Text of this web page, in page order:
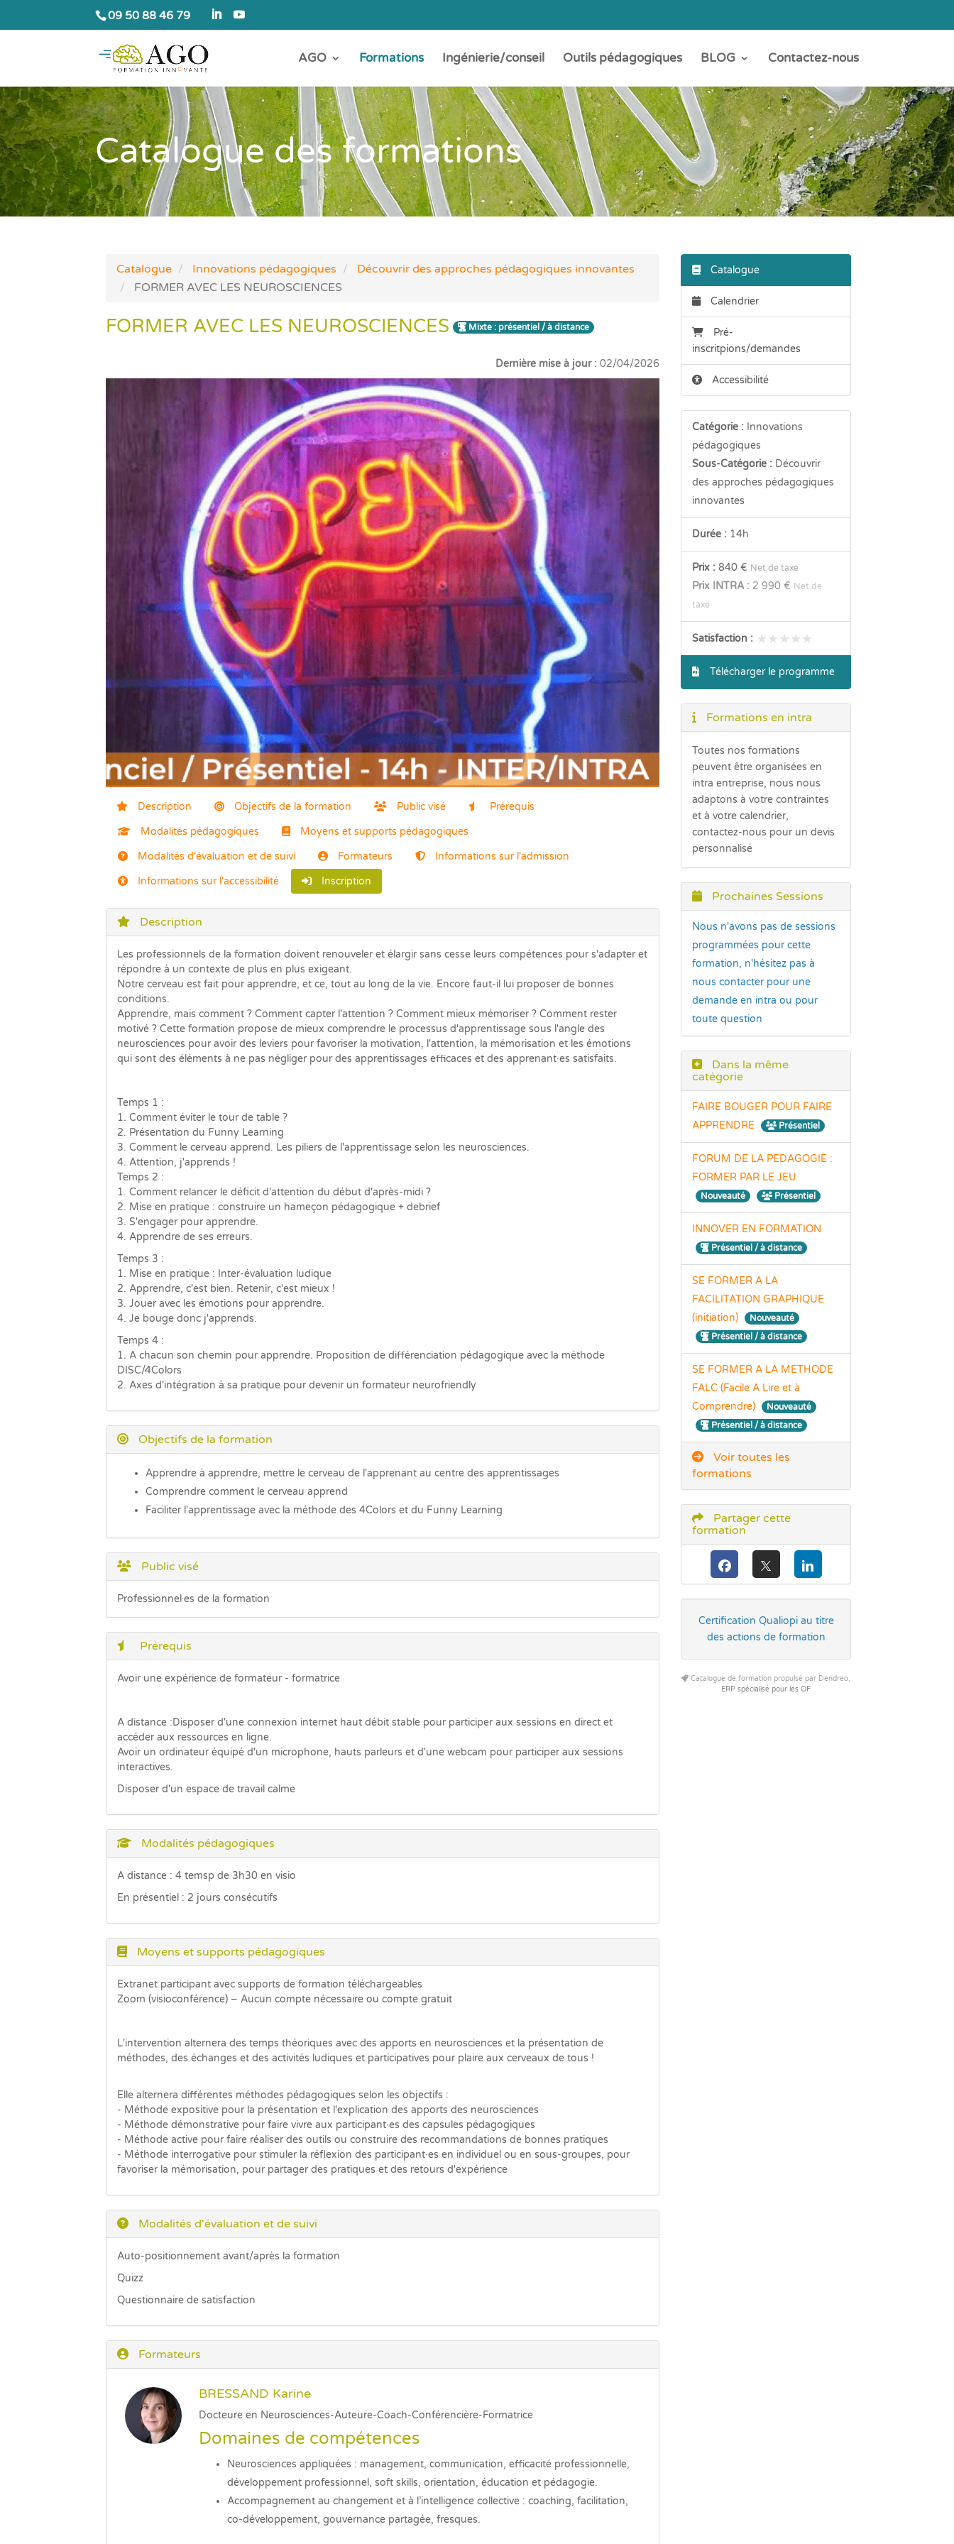
09 50 88 46 79
AGO Formations Ingénierie/conseil Outils pédagogiques BLOG Contactez-nous
Catalogue des formations
Catalogue Innovations pédagogiques
Découvrir des approches pédagogiques innovantes
FORMER AVEC LES NEUROSCIENCES
FORMER AVEC LES NEUROSCIENCES Mixte : présentiel / à distance
Dernière mise à jour :02/04/2026
Description Objectifs de la formation Public visé Prérequis
Modalités pédagogiques Moyens et supports pédagogiques
Modalités d'évaluation et de suivi Formateurs Informations sur l'admission
Informations sur l'accessibilité Inscription
Description
Les professionnels de la formation doivent renouveler et élargir sans cesse leurs compétences pour s'adapter et
répondre à un contexte de plus en plus exigeant.
Notre cerveau est fait pour apprendre, et ce, tout au long de la vie. Encore faut-il lui proposer de bonnes
conditions.
Apprendre, mais comment ? Comment capter l'attention ? Comment mieux mémoriser ? Comment rester
motivé ? Cette formation propose de mieux comprendre le processus d'apprentissage sous l'angle des
neurosciences pour avoir des leviers pour favoriser la motivation, l'attention, la mémorisation et les émotions
qui sont des éléments à ne pas négliger pour des apprentissages efficaces et des apprenant·es satisfaits.
Temps 1 :
1. Comment éviter le tour de table ?
2. Présentation du Funny Learning
3. Comment le cerveau apprend. Les piliers de l'apprentissage selon les neurosciences.
4. Attention, j'apprends !
Temps 2 :
1. Comment relancer le déficit d'attention du début d'après-midi ?
2. Mise en pratique : construire un hameçon pédagogique + debrief
3. S'engager pour apprendre.
4. Apprendre de ses erreurs.
Temps 3 :
1. Mise en pratique : Inter-évaluation ludique
2. Apprendre, c'est bien. Retenir, c'est mieux !
3. Jouer avec les émotions pour apprendre.
4. Je bouge donc j'apprends.
Temps 4 :
1. A chacun son chemin pour apprendre. Proposition de différenciation pédagogique avec la méthode
DISC/4Colors
2. Axes d'intégration à sa pratique pour devenir un formateur neurofriendly
Objectifs de la formation
Apprendre à apprendre, mettre le cerveau de l'apprenant au centre des apprentissages
Comprendrecomment le cerveau apprend
Faciliter l'apprentissage avec la méthode des 4Colors et du Funny Learning
Public visé
Professionnel·es de la formation
Prérequis
Avoir une expérience de formateur - formatrice
A distance :Disposer d'une connexion internet haut débit stable pour participer aux sessions en direct et
accéder aux ressources en ligne.
Avoir un ordinateur équipé d'un microphone, hauts parleurs et d'une webcam pour participer aux sessions
interactives.
Disposer d'un espace de travail calme
Modalités pédagogiques
A distance : 4 temsp de 3h30 en visio
En présentiel : 2 jours consécutifs
Moyens et supports pédagogiques
Extranet participant avec supports de formation téléchargeables
Zoom (visioconférence) – Aucun compte nécessaire ou compte gratuit
L'intervention alternera des temps théoriques avec des apports en neurosciences et la présentation de
méthodes, des échanges et des activités ludiques et participatives pour plaire aux cerveaux de tous !
Elle alternera différentes méthodes pédagogiques selon les objectifs :
- Méthode expositive pour la présentation et l'explication des apports des neurosciences
- Méthode démonstrative pour faire vivre aux participant·es des capsules pédagogiques
- Méthode active pour faire réaliser des outils ou construire des recommandations de bonnes pratiques
- Méthode interrogative pour stimuler la réflexion des participant·es en individuel ou en sous-groupes, pour
favoriser la mémorisation, pour partager des pratiques et des retours d'expérience
Modalités d'évaluation et de suivi
Auto-positionnement avant/après la formation
Quizz
Questionnaire de satisfaction
Formateurs
BRESSAND Karine
Docteure en Neurosciences-Auteure-Coach-Conférencière-Formatrice
Domaines de compétences
Neurosciences appliquées : management, communication, efficacité professionnelle,
développement professionnel, soft skills, orientation, éducation et pédagogie.
Accompagnement au changement et à l’intelligence collective : coaching, facilitation,
co-développement, gouvernance partagée, fresques.
Catalogue
Calendrier
Pré-
inscritpions/demandes
Accessibilité
Catégorie : Innovations
pédagogiques
Sous-Catégorie : Découvrir
des approches pédagogiques
innovantes
Durée : 14h
Prix : 840 € Net de taxe
Prix INTRA : 2 990 € Net de
taxe
Satisfaction : ★★★★★
★★★★★
Télécharger le programme
Formations en intra
Toutes nos formations
peuvent être organisées en
intra entreprise, nous nous
adaptons à votre contraintes
et à votre calendrier,
contactez-nous pour un devis
personnalisé
Prochaines Sessions
Nous n'avons pas de sessions
programmées pour cette
formation, n'hésitez pas à
nous contacter pour une
demande en intra ou pour
toute question
Dans la même
catégorie
FAIRE BOUGER POUR FAIRE
APPRENDRE
Présentiel
FORUM DE LA PEDAGOGIE :
FORMER PAR LE JEU
Nouveauté Présentiel
INNOVER EN FORMATION
Présentiel / à distance
SE FORMER A LA
FACILITATION GRAPHIQUE
(initiation)
Nouveauté
Présentiel / à distance
SE FORMER A LA METHODE
FALC (Facile A Lire et à
Comprendre)
Nouveauté
Présentiel / à distance
Voir toutes les
formations
Partager cette
formation
Certification Qualiopi au titre
des actions de formation
Catalogue de formation propulsé par Dendreo,
ERP spécialisé pour les OF